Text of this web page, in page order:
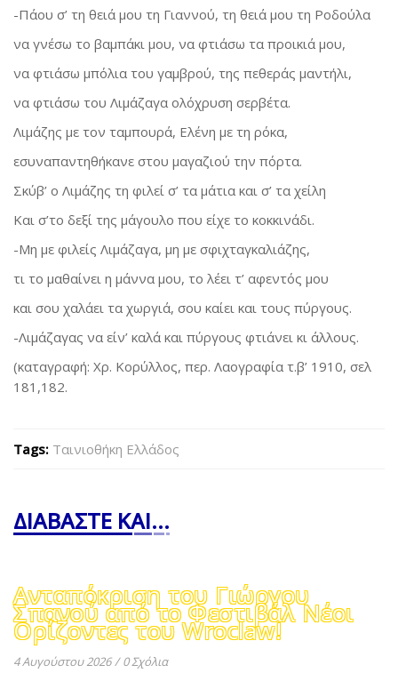
-Πάου σ’ τη θειά μου τη Γιαννού, τη θειά μου τη Ροδούλα
να γνέσω το βαμπάκι μου, να φτιάσω τα προικιά μου,
να φτιάσω μπόλια του γαμβρού, της πεθεράς μαντήλι,
να φτιάσω του Λιμάζαγα ολόχρυση σερβέτα.
Λιμάζης με τον ταμπουρά, Ελένη με τη ρόκα,
εσυναπαντηθήκανε στου μαγαζιού την πόρτα.
Σκύβ’ ο Λιμάζης τη φιλεί σ’ τα μάτια και σ’ τα χείλη
Και σ’το δεξί της μάγουλο που είχε το κοκκινάδι.
-Μη με φιλείς Λιμάζαγα, μη με σφιχταγκαλιάζης,
τι το μαθαίνει η μάννα μου, το λέει τ’ αφεντός μου
και σου χαλάει τα χωργιά, σου καίει και τους πύργους.
-Λιμάζαγας να είν’ καλά και πύργους φτιάνει κι άλλους.
(καταγραφή: Χρ. Κορύλλος, περ. Λαογραφία τ.β’ 1910, σελ
181,182.
Tags: Ταινιοθήκη Ελλάδος
ΔΙΑΒΑΣΤΕ ΚΑΙ...
Ανταπόκριση του Γιώργου
Σπανού από το Φεστιβάλ Νέοι
Ορίζοντες του Wroclaw!
4 Αυγούστου 2026 / 0 Σχόλια